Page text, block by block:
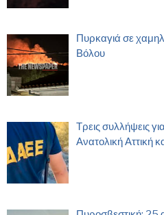
Πυρκαγιά σε
Βόλου
Τρεις συλλήψεις
Ανατολική Αττική